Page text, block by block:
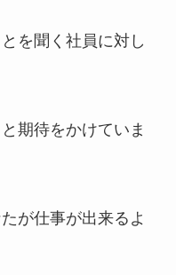
を聞く社員に対し
期待をかけていま
が仕事が出来るよ